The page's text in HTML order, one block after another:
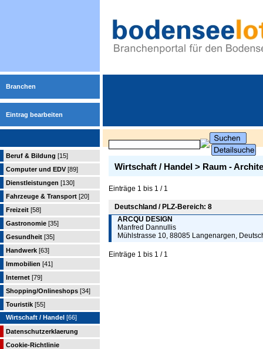
Branchen
Eintrag bearbeiten
Beruf & Bildung [15]
Computer und EDV [89]
Dienstleistungen [130]
Fahrzeuge & Transport [20]
Freizeit [58]
Gastronomie [35]
Gesundheit [35]
Handwerk [63]
Immobilien [41]
Internet [79]
Shopping/Onlineshops [34]
Touristik [55]
Wirtschaft / Handel [66]
Datenschutzerklaerung
Cookie-Richtlinie
Wirtschaft / Handel > Raum -
Einträge 1 bis 1 / 1
Deutschland / PLZ-Bereich: 8
ARCQU DESIGN
Manfred Dannullis
Mühlstrasse 10, 88085 Langenargen,
Einträge 1 bis 1 / 1